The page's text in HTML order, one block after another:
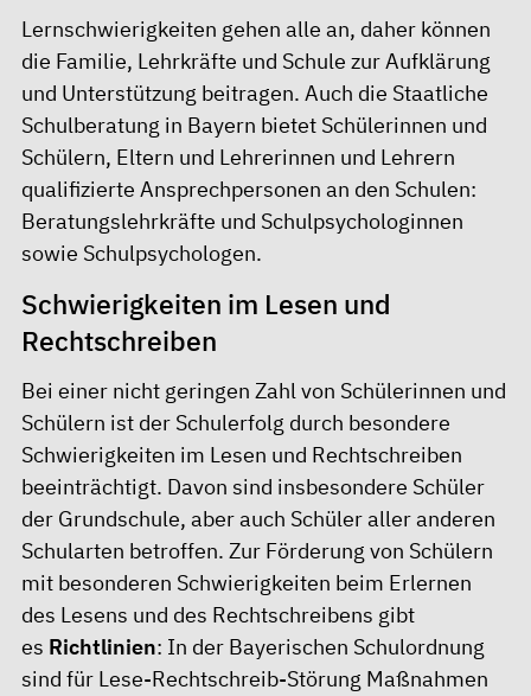
Lernschwierigkeiten gehen alle an, daher können
die Familie, Lehrkräfte und Schule zur Aufklärung
und Unterstützung beitragen. Auch die Staatliche
Schulberatung in Bayern bietet Schülerinnen und
Schülern, Eltern und Lehrerinnen und Lehrern
qualifizierte Ansprechpersonen an den Schulen:
Beratungslehrkräfte und Schulpsychologinnen
sowie Schulpsychologen.
Schwierigkeiten im Lesen und
Rechtschreiben
Bei einer nicht geringen Zahl von Schülerinnen und
Schülern ist der Schulerfolg durch besondere
Schwierigkeiten im Lesen und Rechtschreiben
beeinträchtigt. Davon sind insbesondere Schüler
der Grundschule, aber auch Schüler aller anderen
Schularten betroffen. Zur Förderung von Schülern
mit besonderen Schwierigkeiten beim Erlernen
des Lesens und des Rechtschreibens gibt
es Richtlinien: In der Bayerischen Schulordnung
sind für Lese-Rechtschreib-Störung Maßnahmen